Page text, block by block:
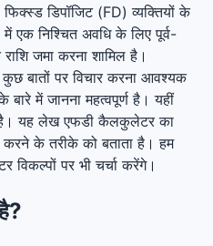
डिपॉजिट (FD) व्यक्तियों के
एक निश्चित अवधि के लिए पूर्व-
राशि जमा करना शामिल है।
बातों पर विचार करना आवश्यक
बारे में जानना महत्वपूर्ण है। यहीं
यह लेख एफडी कैलकुलेटर का
के तरीके को बताता है। हम
विकल्पों पर भी चर्चा करेंगे।